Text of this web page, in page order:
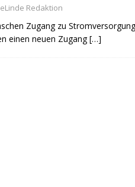
Redaktion
Zugang zu
einen neuen Zugang[…]